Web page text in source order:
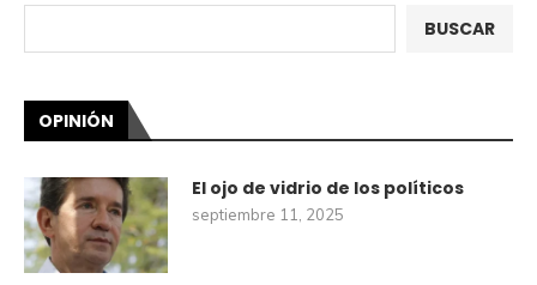
BUSCAR
OPINIÓN
El ojo de vidrio de los políticos
septiembre 11, 2025